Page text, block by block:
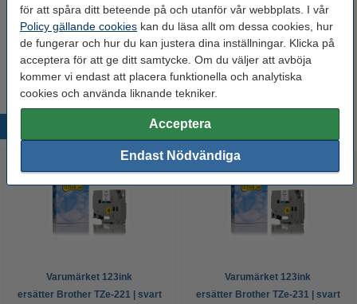
för att spåra ditt beteende på och utanför vår webbplats. I vår
Policy gällande cookies kan du läsa allt om dessa cookies, hur
de fungerar och hur du kan justera dina inställningar. Klicka på
acceptera för att ge ditt samtycke. Om du väljer att avböja
kommer vi endast att placera funktionella och analytiska
cookies och använda liknande tekniker.
Acceptera
Endast Nödvändiga
3st
Tips
Vi råder er att beställa denna produkt istället för originalprodukten!
Populära produkter
Varumärket 123ink
ersätter Brother TZe-221 | svart
Varumärket 123ink
ersätter Brother TZe-231 | svart